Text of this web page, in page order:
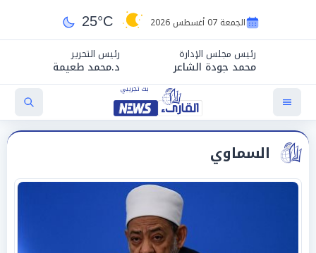
الجمعة 07 أغسطس 2026 25°C
رئيس مجلس الإدارة
محمد جودة الشاعر
رئيس التحرير
د.محمد طعيمة
السماوي